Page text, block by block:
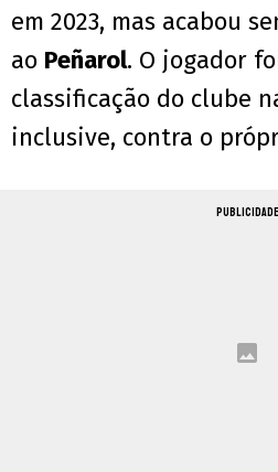
em 2023, mas acabou
ao Peñarol. O jogador
classificação do clube
inclusive, contra o
PUBLICIDADE